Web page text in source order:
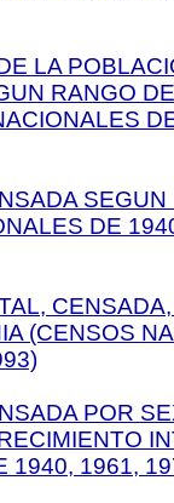
LA
RANGO
SEGUN
DE
(CENSOS
POR
1940, 1961,